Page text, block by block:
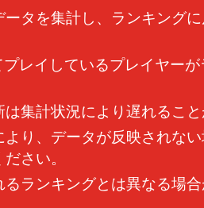
ータを集計し、ランキング
プレイしているプレイヤー
は集計状況により遅れるこ
より、データが反映されな
さい。
るランキングとは異なる場